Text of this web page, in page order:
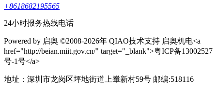
+8618682195565
24小时报务热线电话
Powered by 启奥 ©2008-2026年 QIAO技术支持 启奥机电<a
href="http://beian.miit.gov.cn/" target="_blank">粤ICP备13002527
号-1号</a>
地址：深圳市龙岗区坪地街道上輋新村59号 邮编:518116